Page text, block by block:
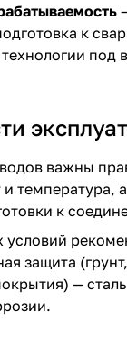
к
под
важны
температура,
к
защита
—